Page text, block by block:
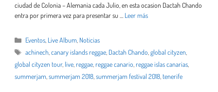
ciudad de Colonia – Alemania cada Julio, en esta ocasion Dactah Chando
entra por primera vez para presentar su … Leer más
Eventos, Live Album, Noticias
achinech,canary islands reggae, Dactah Chando,global cityzen,
global cityzen tour, live,reggae,reggae canario,reggae islas canarias,
summerjam,summerjam 2018,summerjam festival 2018,tenerife